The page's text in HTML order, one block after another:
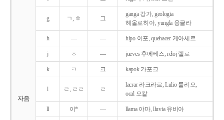
자음
g ㄱ, ㅎ 그
ganga 강가, geologia
헤올로히아, yungla 융글라
h ― ― hipo 이포, quehacer 케아세르
j ㅎ ― jueves 후에베스, reloj 렐로
k ㅋ 크 kapok 카포크
l ㄹ, ㄹㄹ ㄹ
lacrar 라크라르, Lulio 룰리오,
ocal 오칼
ll 이* ― llama 야마, lluvia 유비아